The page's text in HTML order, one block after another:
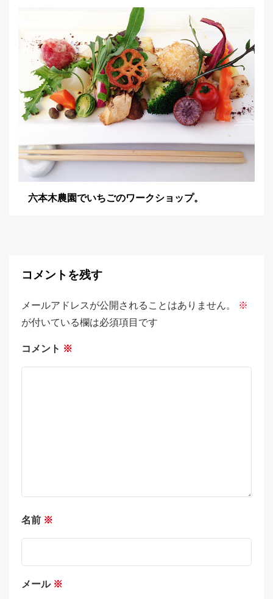
六本木農園でいちごのワークショップ。
コメントを残す
メールアドレスが公開されることはありません。
※
が付いている欄は必須項目です
コメント ※
名前 ※
メール ※